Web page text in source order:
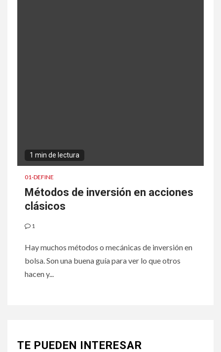
1 min de lectura
01-DEFINE
Métodos de inversión en acciones
clásicos
1
Hay muchos métodos o mecánicas de inversión en
bolsa. Son una buena guía para ver lo que otros
hacen y...
TE PUEDEN INTERESAR